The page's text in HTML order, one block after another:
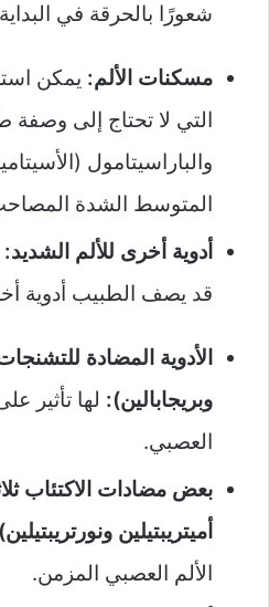
شعورًا بالحرقة في
مسكنات الألم: يمكن
التي لا تحتاج إلى وصفة
والباراسيتامول
المتوسط الشدة
أدوية أخرى للألم الشديد:
قد يصف الطبيب أدوية
الأدوية المضادة
وبريجابالين): لها تأثير
العصبي.
بعض مضادات الاكتئاب
أميتريبتيلين
الألم العصبي المزمن.